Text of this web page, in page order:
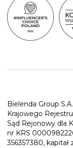
Bielenda Group S.A.
Krajowego
Sąd Rejonowy dla
nr KRS
356357380, kapitał